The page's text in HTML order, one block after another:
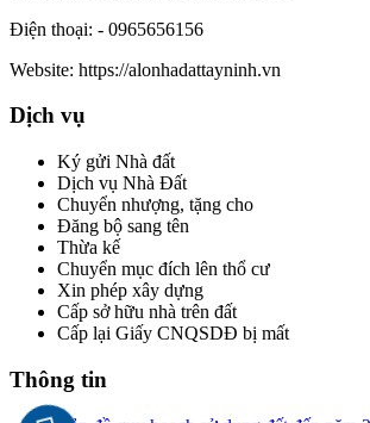
Điện thoại: - 0965656156
Website: https://alonhadattayninh.vn
Dịch vụ
Ký gửi Nhà đất
Dịch vụ Nhà Đất
Chuyển nhượng, tặng cho
Đăng bộ sang tên
Thừa kế
Chuyển mục đích lên thổ cư
Xin phép xây dựng
Cấp sở hữu nhà trên đất
Cấp lại Giấy CNQSDĐ bị mất
Thông tin